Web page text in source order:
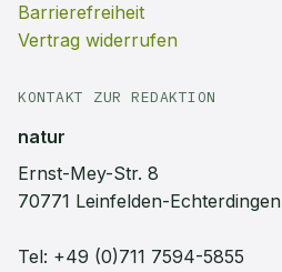
Barrierefreiheit
Vertrag widerrufen
KONTAKT ZUR REDAKTION
natur
Ernst-Mey-Str. 8
70771 Leinfelden-Echterdingen
Tel: +49 (0)711 7594-5855